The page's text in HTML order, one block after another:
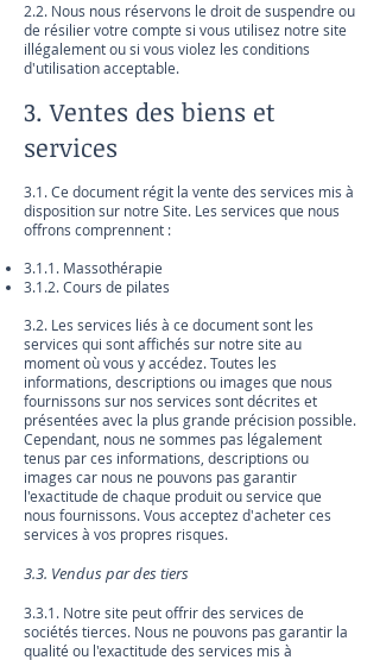
2.2. Nous nous réservons le droit de suspendre ou
de résilier votre compte si vous utilisez notre site
illégalement ou si vous violez les conditions
d'utilisation acceptable.
3. Ventes des biens et
services
3.1. Ce document régit la vente des services mis à
disposition sur notre Site. Les services que nous
offrons comprennent :
3.1.1. Massothérapie
3.1.2. Cours de pilates
3.2. Les services liés à ce document sont les
services qui sont affichés sur notre site au
moment où vous y accédez. Toutes les
informations, descriptions ou images que nous
fournissons sur nos services sont décrites et
présentées avec la plus grande précision possible.
Cependant, nous ne sommes pas légalement
tenus par ces informations, descriptions ou
images car nous ne pouvons pas garantir
l'exactitude de chaque produit ou service que
nous fournissons. Vous acceptez d'acheter ces
services à vos propres risques.
3.3. Vendus par des tiers
3.3.1. Notre site peut offrir des services de
sociétés tierces. Nous ne pouvons pas garantir la
qualité ou l'exactitude des services mis à